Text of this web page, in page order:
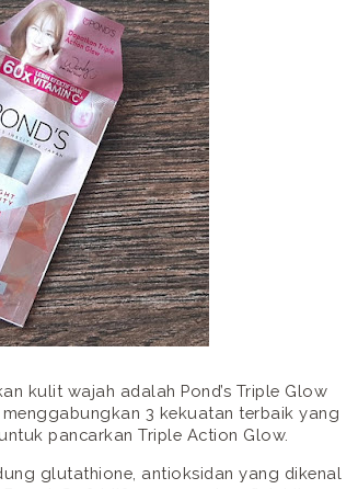
kulit wajah adalah Pond’s Triple Glow
3 kekuatan terbaik yang
pancarkan Triple Action Glow.
glutathione, antioksidan yang dikenal